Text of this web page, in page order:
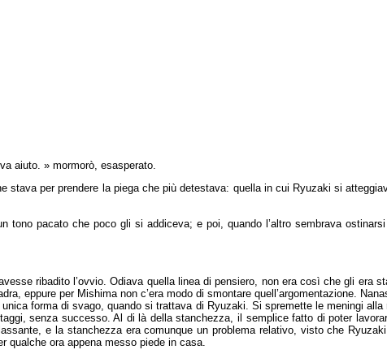
aiuto. » mormorò, esasperato.
stava per prendere la piega che più detestava: quella in cui Ryuzaki si
pacato che poco gli si addiceva; e poi, quando l’altro sembrava
ribadito l’ovvio. Odiava quella linea di pensiero, non era così che gli era
eppure per Mishima non c’era modo di smontare quell’argomentazione.
forma di svago, quando si trattava di Ryuzaki. Si spremette le meningi alla
senza successo. Al di là della stanchezza, il semplice fatto di poter
e la stanchezza era comunque un problema relativo, visto che
qualche ora appena messo piede in casa.